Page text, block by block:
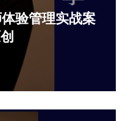
验管理实战案